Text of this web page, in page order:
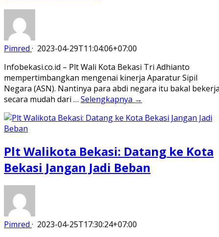
Pimred · 2023-04-29T11:04:06+07:00
Infobekasi.co.id – Plt Wali Kota Bekasi Tri Adhianto
mempertimbangkan mengenai kinerja Aparatur Sipil
Negara (ASN). Nantinya para abdi negara itu bakal
secara mudah dari … Selengkapnya →
Plt Walikota Bekasi: Datang ke Kota
Bekasi Jangan Jadi Beban
Pimred · 2023-04-25T17:30:24+07:00